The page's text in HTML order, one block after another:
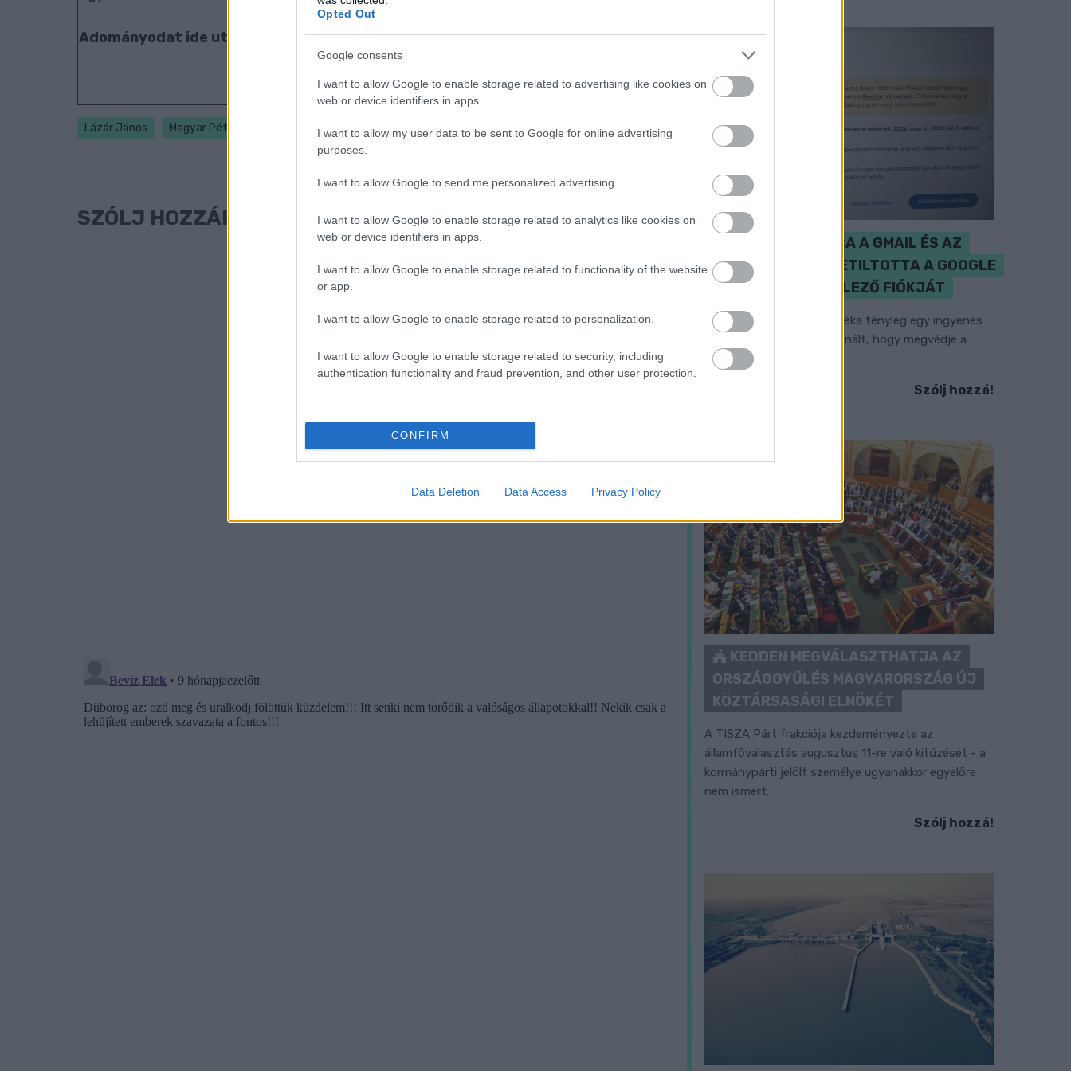
Opted Out
Google consents
I want to allow Google to enable storage related to advertising like cookies on
web or device identifiers in apps.
I want to allow my user data to be sent to Google for online advertising
purposes.
I want to allow Google to send me personalized advertising.
I want to allow Google to enable storage related to analytics like cookies on
web or device identifiers in apps.
I want to allow Google to enable storage related to functionality of the website
or app.
I want to allow Google to enable storage related to personalization.
I want to allow Google to enable storage related to security, including
authentication functionality and fraud prevention, and other user protection.
CONFIRM
Data Deletion Data Access Privacy Policy
Adományodat ide utalhatod: 10918001-00000113-44920004.
Köszönjük!
Lázár János Magyar Péter Fidesz nyugdíjemelés
SZÓLJ HOZZÁ!
CZUNYINÉ HARCA A GMAIL ÉS AZ
ÖNKÉNY ELLEN - LETILTOTTA A GOOGLE
A VÉDVONAL LEVELEZŐ FIÓKJÁT
Nem vicc! A Fidesz maradéka tényleg egy ingyenes
e-mail szolgáltatást használt, hogy megvédje a
Fidesz maradékát.
Szólj hozzá!
KEDDEN MEGVÁLASZTHATJA AZ
ORSZÁGGYŰLÉS MAGYARORSZÁG ÚJ
KÖZTÁRSASÁGI ELNÖKÉT
A TISZA Párt frakciója kezdeményezte az
államfőválasztás augusztus 11-re való kitűzését - a
kormánypárti jelölt személye ugyanakkor egyelőre
nem ismert.
Szólj hozzá!